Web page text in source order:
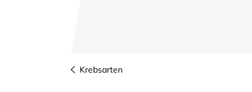
Krebsarten